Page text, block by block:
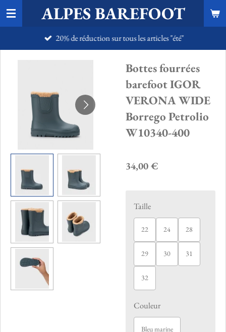
Passer
au
ALPES BAREFOOT
20% de réduction sur tous les articles "été"
Bottes fourrées
barefoot IGOR
VERONA WIDE
Borrego Petrolio
W10340-400
34,00 €
Taille
22 24 28
29 30 31
32
Couleur
Bleu marine